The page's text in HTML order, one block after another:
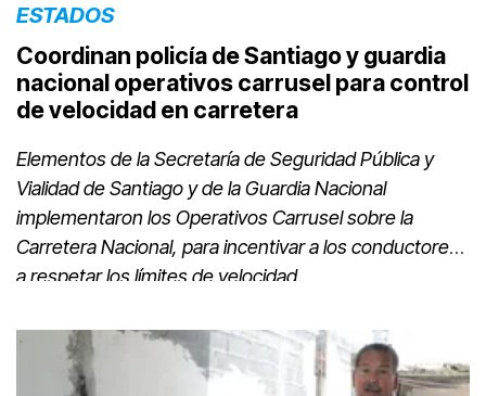
ESTADOS
Coordinan policía de Santiago y guardia
nacional operativos carrusel para control
de velocidad en carretera
Elementos de la Secretaría de Seguridad Pública y
Vialidad de Santiago y de la Guardia Nacional
implementaron los Operativos Carrusel sobre la
Carretera Nacional, para incentivar a los conductores
a respetar los límites de velocidad.